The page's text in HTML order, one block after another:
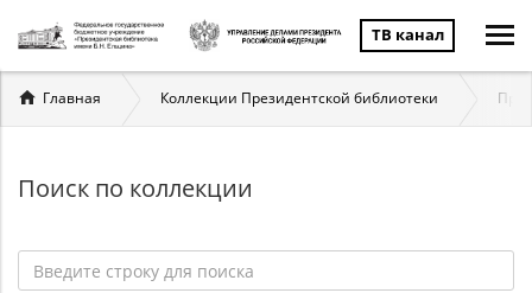
ТВ канал
Вы
здесь
Главная Коллекции Президентской библиотеки
Поиск по коллекции